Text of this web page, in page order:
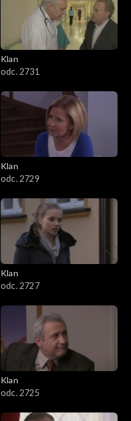
Klan
odc. 2731
Klan
odc. 2729
Klan
odc. 2727
Klan
odc. 2725